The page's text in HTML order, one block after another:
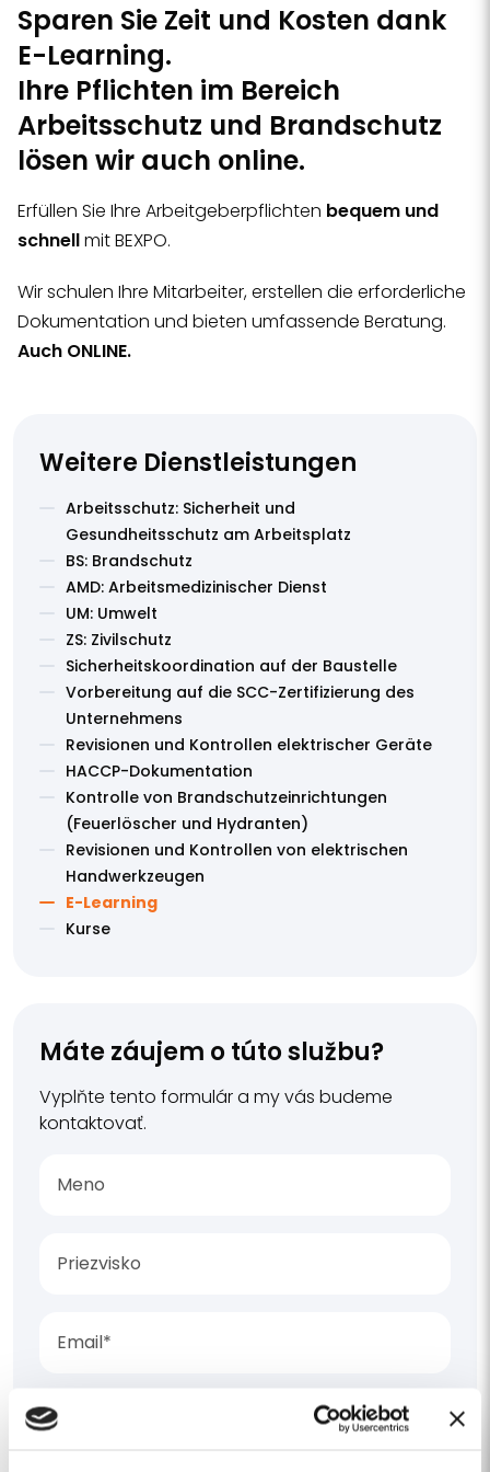
Weitere Dienstleistungen
Arbeitsschutz: Sicherheit und
Gesundheitsschutz am Arbeitsplatz
BS: Brandschutz
AMD: Arbeitsmedizinischer Dienst
UM: Umwelt
ZS: Zivilschutz
Sicherheitskoordination auf der Baustelle
Vorbereitung auf die SCC-Zertifizierung des
Unternehmens
Revisionen und Kontrollen elektrischer Geräte
HACCP-Dokumentation
Kontrolle von Brandschutzeinrichtungen
(Feuerlöscher und Hydranten)
Revisionen und Kontrollen von elektrischen
Handwerkzeugen
E-Learning
Kurse
Máte záujem o túto službu?
Vyplňte tento formulár a my vás budeme
kontaktovať.
Sparen Sie Zeit und Kosten dank
E-Learning.
Ihre Pflichten im Bereich
Arbeitsschutz und Brandschutz
lösen wir auch online.
Erfüllen Sie Ihre Arbeitgeberpflichten bequem und
schnellmit BEXPO.
Wir schulen Ihre Mitarbeiter, erstellen die erforderliche
Dokumentation und bieten umfassende Beratung.
Auch ONLINE.